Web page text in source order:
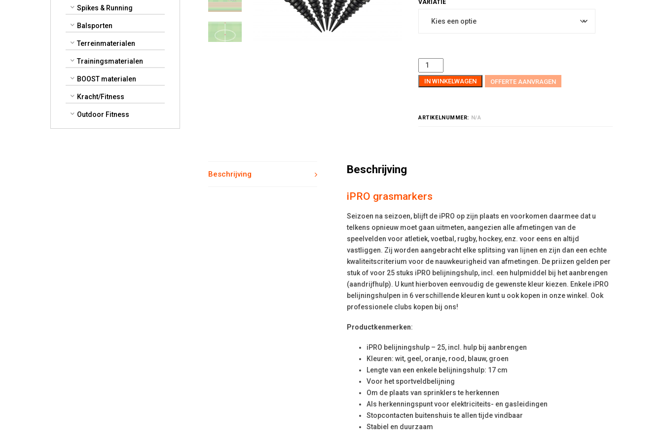
Spikes & Running
Balsporten
Terreinmaterialen
Trainingsmaterialen
BOOST materialen
Kracht/Fitness
Outdoor Fitness
IN WINKELWAGEN OFFERTE AANVRAGEN
ARTIKELNUMMER: N/A
Beschrijving Beschrijving
iPRO grasmarkers
Seizoen na seizoen, blijft de iPRO op zijn plaats en voorkomen daarmee dat u
telkens opnieuw moet gaan uitmeten, aangezien alle afmetingen van de
speelvelden voor atletiek, voetbal, rugby, hockey, enz. voor eens en altijd
vastliggen. Zij worden aangebracht elke splitsing van lijnen en zijn dan een echte
kwaliteitscriterium voor de nauwkeurigheid van afmetingen. De priizen gelden per
stuk of voor 25 stuks iPRO belijningshulp, incl. een hulpmiddel bij het aanbrengen
(aandrijfhulp). U kunt hierboven eenvoudig de gewenste kleur kiezen. Enkele iPRO
belijningshulpen in 6 verschillende kleuren kunt u ook kopen in onze winkel. Ook
professionele clubs kopen bij ons!
Productkenmerken:
iPRO belijningshulp – 25, incl. hulp bij aanbrengen
Kleuren: wit, geel, oranje, rood, blauw, groen
Lengte van een enkele belijningshulp: 17 cm
Voor het sportveldbelijning
Om de plaats van sprinklers te herkennen
Als herkenningspunt voor elektriciteits- en gasleidingen
Stopcontacten buitenshuis te allen tijde vindbaar
Stabiel en duurzaam